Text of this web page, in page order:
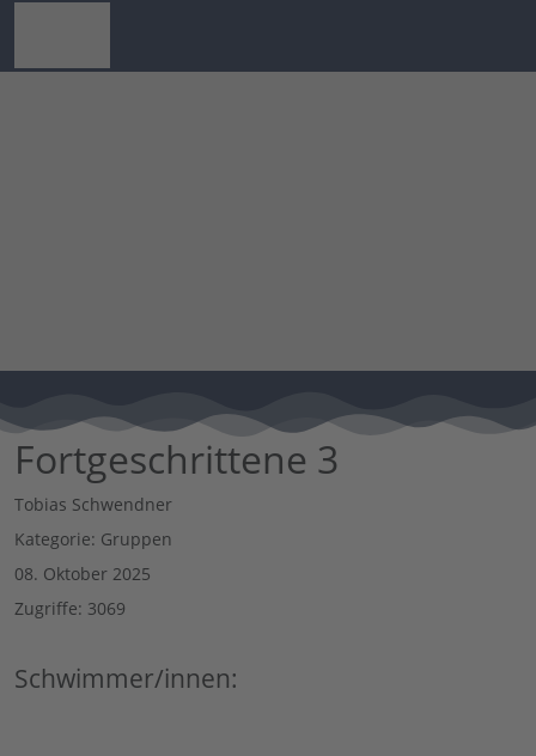
Fortgeschrittene 3
Tobias Schwendner
Kategorie: Gruppen
08. Oktober 2025
Zugriffe: 3069
Schwimmer/innen: